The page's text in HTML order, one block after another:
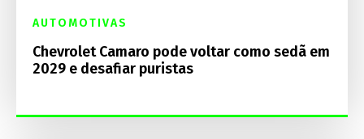
AUTOMOTIVAS
Chevrolet Camaro pode voltar como sedã em
2029 e desafiar puristas